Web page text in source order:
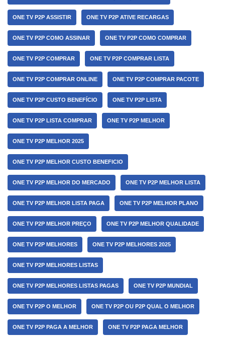
ONE TV P2P ASSISTIR ONE TV P2P ATIVE RECARGAS
ONE TV P2P COMO ASSINAR ONE TV P2P COMO COMPRAR
ONE TV P2P COMPRAR ONE TV P2P COMPRAR LISTA
ONE TV P2P COMPRAR ONLINE ONE TV P2P COMPRAR PACOTE
ONE TV P2P CUSTO BENEFÍCIO ONE TV P2P LISTA
ONE TV P2P LISTA COMPRAR ONE TV P2P MELHOR
ONE TV P2P MELHOR 2025
ONE TV P2P MELHOR CUSTO BENEFICIO
ONE TV P2P MELHOR DO MERCADO ONE TV P2P MELHOR LISTA
ONE TV P2P MELHOR LISTA PAGA ONE TV P2P MELHOR PLANO
ONE TV P2P MELHOR PREÇO ONE TV P2P MELHOR QUALIDADE
ONE TV P2P MELHORES ONE TV P2P MELHORES 2025
ONE TV P2P MELHORES LISTAS
ONE TV P2P MELHORES LISTAS PAGAS ONE TV P2P MUNDIAL
ONE TV P2P O MELHOR ONE TV P2P OU P2P QUAL O MELHOR
ONE TV P2P PAGA A MELHOR ONE TV P2P PAGA MELHOR